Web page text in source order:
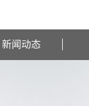
新闻动态